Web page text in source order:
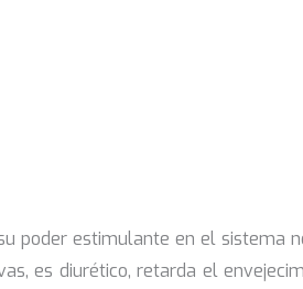
poder estimulante en el
es diurético, retarda el